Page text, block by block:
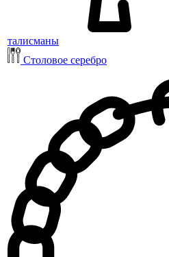
талисманы
Столовое серебро